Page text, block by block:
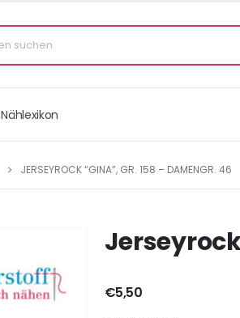
Nählexikon
JERSEYROCK “GINA”, GR. 158 – DAMENGR. 46
€5,50